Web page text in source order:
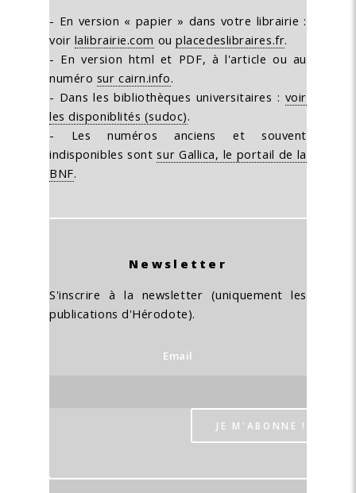
- En version « papier » dans votre librairie :
voir lalibrairie.com ouplacedeslibraires.fr.
- En version html et PDF, à l'article ou au
numéro sur cairn.info.
- Dans les bibliothèques universitaires : voir
les disponiblités (sudoc).
- Les numéros anciens et souvent
indisponibles sontsur Gallica, le portail de la
BNF.
Newsletter
S'inscrire à la newsletter (uniquement les
publications d'Hérodote).
Email